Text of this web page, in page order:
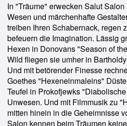
In "Träume" erwecken Salut
Wesen und märchenhafte
treiben Ihren Schabernack, regen
befeuern die Imagination. Lässig
Hexen in Donovans "Season of
Wild fliegen sie umher in
Und mit betörender Finesse
Goethes "Hexeneinmaleins"
Teufel in Prokofjewks
Unwesen. Und mit Filmmusik zu
mitten hinein in die Geheimnisse
Salon kennen beim Träumen